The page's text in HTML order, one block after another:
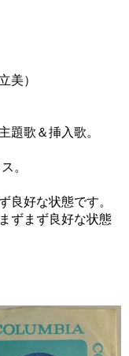
美）
題歌＆挿入歌。
。
良好な状態です。
ずまず良好な状態